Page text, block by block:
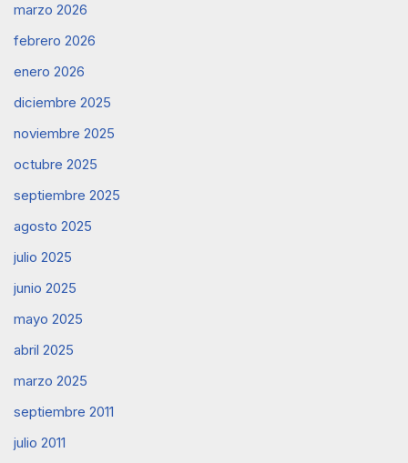
marzo 2026
febrero 2026
enero 2026
diciembre 2025
noviembre 2025
octubre 2025
septiembre 2025
agosto 2025
julio 2025
junio 2025
mayo 2025
abril 2025
marzo 2025
septiembre 2011
julio 2011